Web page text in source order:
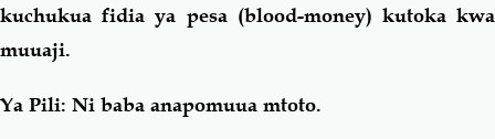
kuchukua fidia ya pesa (blood-money) kutoka kwa
muuaji.
Ya Pili: Ni baba anapomuua mtoto.